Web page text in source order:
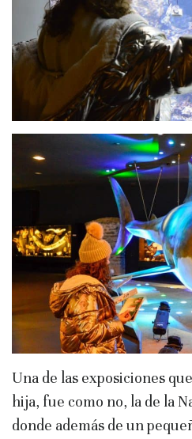
Una de las exposiciones
hija, fue como no, la de la
donde además de un